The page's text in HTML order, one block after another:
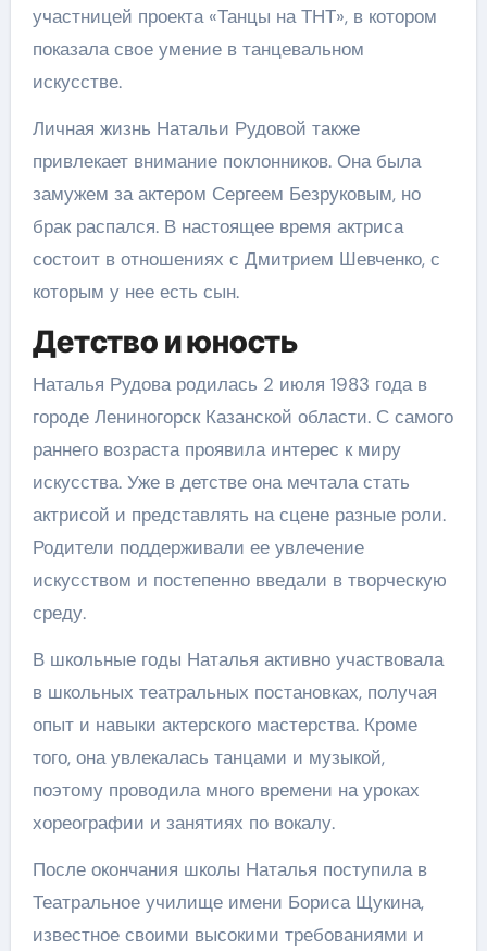
участницей проекта «Танцы на ТНТ», в котором
показала свое умение в танцевальном
искусстве.
Личная жизнь Натальи Рудовой также
привлекает внимание поклонников. Она была
замужем за актером Сергеем Безруковым, но
брак распался. В настоящее время актриса
состоит в отношениях с Дмитрием Шевченко, с
которым у нее есть сын.
Детство и юность
Наталья Рудова родилась 2 июля 1983 года в
городе Лениногорск Казанской области. С самого
раннего возраста проявила интерес к миру
искусства. Уже в детстве она мечтала стать
актрисой и представлять на сцене разные роли.
Родители поддерживали ее увлечение
искусством и постепенно введали в творческую
среду.
В школьные годы Наталья активно участвовала
в школьных театральных постановках, получая
опыт и навыки актерского мастерства. Кроме
того, она увлекалась танцами и музыкой,
поэтому проводила много времени на уроках
хореографии и занятиях по вокалу.
После окончания школы Наталья поступила в
Театральное училище имени Бориса Щукина,
известное своими высокими требованиями и